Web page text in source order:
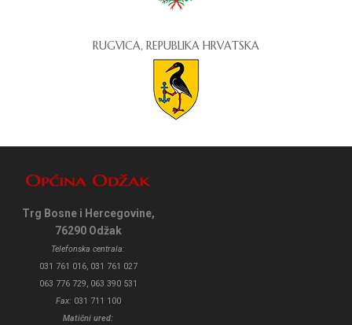
RUGVICA, REPUBLIKA HRVATSKA
Trg Bosne i Hercegovine,
76290 Odžak
Telefonska centrala:
031 761 016, 031 761 027
063 776 729, 063 390 531
Fax: 031 711 100
Matični ured: